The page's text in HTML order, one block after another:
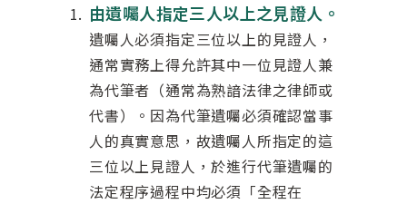
由遺囑人指定三人以上之見證人。
遺囑人必須指定三位以上的見證人，
通常實務上得允許其中一位見證人兼
為代筆者（通常為熟諳法律之律師或
代書）。因為代筆遺囑必須確認當事
人的真實意思，故遺囑人所指定的這
三位以上見證人，於進行代筆遺囑的
法定程序過程中均必須「全程在